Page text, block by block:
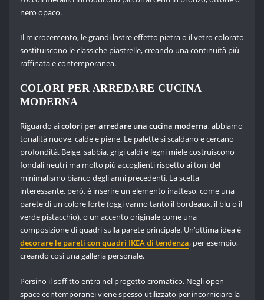
nero opaco.
Il microcemento, le grandi lastre effetto pietra o il vetro colorato
sostituiscono le classiche piastrelle, creando una continuità più
raffinata e contemporanea.
COLORI PER ARREDARE CUCINA
MODERNA
Riguardo aicolori per arredare una cucina moderna, abbiamo
tonalità nuove, calde e piene. Le palette si scaldano e cercano
profondità. Beige, sabbia, grigi caldi e legni miele costruiscono
fondali neutri ma molto più accoglienti rispetto ai toni del
minimalismo bianco degli anni precedenti. La scelta
interessante, però, è inserire un elemento inatteso, come una
parete di un colore forte (oggi vanno tanto il bordeaux, il blu o il
verde pistacchio), o un accento originale come una
composizione di quadri sulla parete principale. Un’ottima idea è
decorare le pareti con quadri IKEA di tendenza, per esempio,
creando così una galleria personale.
Persino il soffitto entra nel progetto cromatico. Negli open
space contemporanei viene spesso utilizzato per incorniciare la